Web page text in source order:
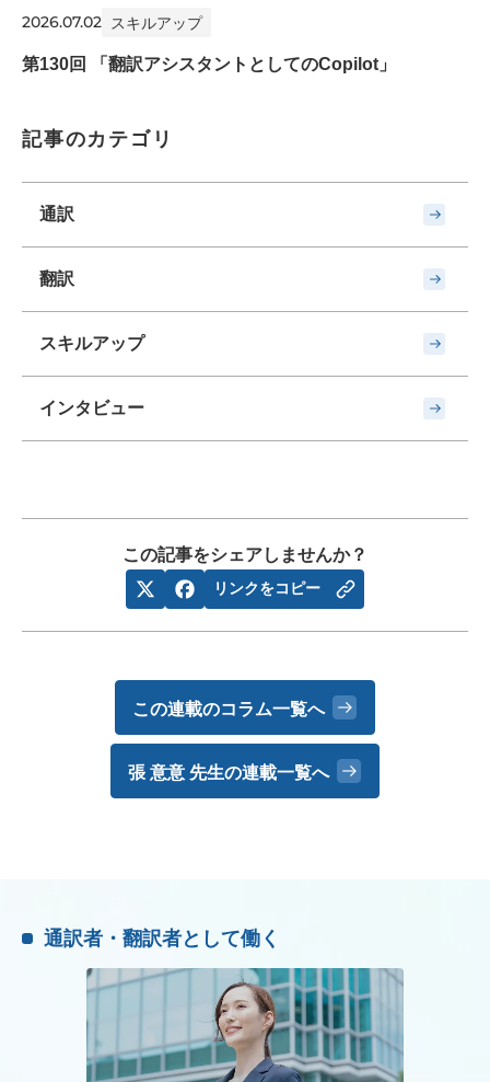
2026.07.02 スキルアップ
第130回 「翻訳アシスタントとしてのCopilot」
記事のカテゴリ
通訳
翻訳
スキルアップ
インタビュー
この記事をシェアしませんか？
リンクをコピー
この連載のコラム一覧へ
張 意意 先生の連載一覧へ
通訳者・翻訳者として働く